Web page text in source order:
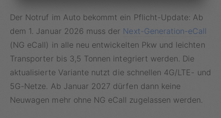
Der Notruf im Auto bekommt ein Pflicht-Update: Ab
dem 1. Januar 2026 muss der Next-Generation-eCall
(NG eCall) in alle neu entwickelten Pkw und leichten
Transporter bis 3,5 Tonnen integriert werden. Die
aktualisierte Variante nutzt die schnellen 4G/LTE- und
5G-Netze. Ab Januar 2027 dürfen dann keine
Neuwagen mehr ohne NG eCall zugelassen werden.